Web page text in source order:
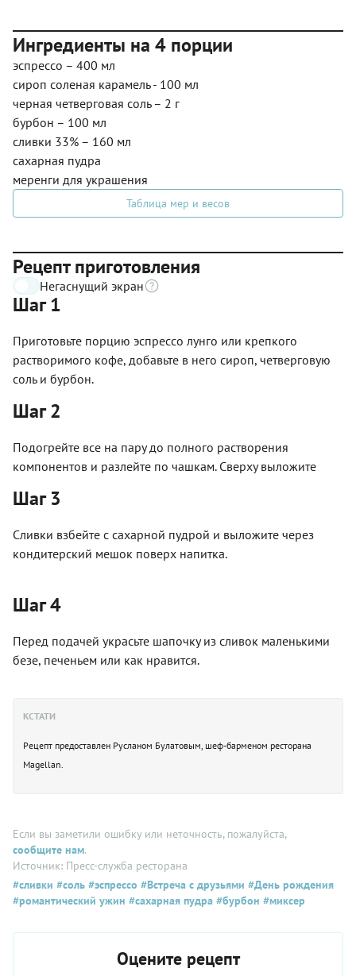
Ингредиенты на 4 порции
эспрессо – 400 мл
сироп соленая карамель - 100 мл
черная четверговая соль – 2 г
бурбон – 100 мл
сливки 33% – 160 мл
сахарная пудра
меренги для украшения
Таблица мер и весов
Рецепт приготовления
Негаснущий экран
Шаг 1
Приготовьте порцию эспрессо лунго или крепкого
растворимого кофе, добавьте в него сироп, четверговую
соль и бурбон.
Шаг 2
Подогрейте все на пару до полного растворения
компонентов и разлейте по чашкам. Сверху выложите
Шаг 3
Сливки взбейте с сахарной пудрой и выложите через
кондитерский мешок поверх напитка.
Шаг 4
Перед подачей украсьте шапочку из сливок маленькими
безе, печеньем или как нравится.
КСТАТИ
Рецепт предоставлен Русланом Булатовым, шеф-барменом ресторана
Magellan.
Если вы заметили ошибку или неточность, пожалуйста,
сообщите нам.
Источник: Пресс-служба ресторана
#сливки #соль #эспрессо #Встреча с друзьями #День рождения
#романтический ужин #сахарная пудра #бурбон #миксер
Оцените рецепт